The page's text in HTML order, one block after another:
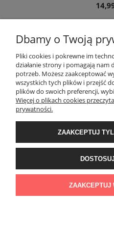
Dbamy o Twoją
Pliki cookies i pokrewne im
działanie strony i pomagają
potrzeb. Możesz zaakceptować
wszystkich tych plików i przejść
plików do swoich preferencji,
Więcej o plikach cookies
prywatności.
ZAAKCEPTUJ
ZAAKCEPTUJ